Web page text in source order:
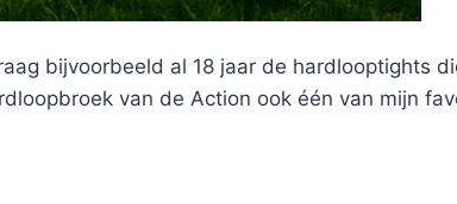
bijvoorbeeld al 18 jaar de hardlooptights
van de Action ook één van mijn